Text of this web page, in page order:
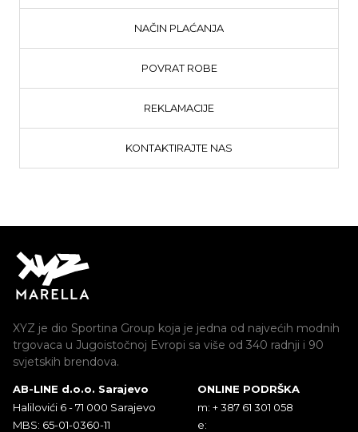
NAČIN PLAĆANJA
POVRAT ROBE
REKLAMACIJE
KONTAKTIRAJTE NAS
XYZ je dio Sportina Group koja je jedna od najvećih modnih
trgovaca u Jugoistočnoj Evropi sa više od 340 radnji i 90
svjetskih brendova.
AB-LINE d.o.o. Sarajevo
Halilovići 6 - 71 000 Sarajevo
MBS: 65-01-0360-11
ONLINE PODRŠKA
m: + 387 61 301 058
e: